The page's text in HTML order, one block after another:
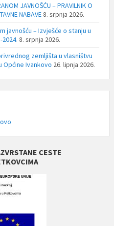
JAVNOŠĆU – PRAVILNIK O
NABAVE8. srpnja 2026.
javnošću – Izvješće o stanju u
8. srpnja 2026.
zemljišta u vlasništvu
Općine Ivankovo 26. lipnja 2026.
CESTE